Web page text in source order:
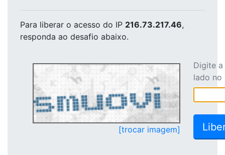
Para liberar o acesso do IP 216.73.217.46,
responda ao desafio abaixo.
[trocar imagem]
Digite
lado no